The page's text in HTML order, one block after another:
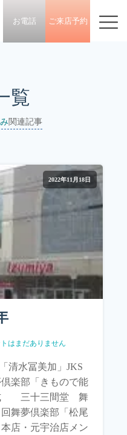
お電話 ご来店予約
覧
関連記事
2022年11月18日
はまだありません
清水冨美加」JKS
楽部「きもので能
式 三十三間堂 舞
舞夢倶楽部「松尾
店・元宇治店メン